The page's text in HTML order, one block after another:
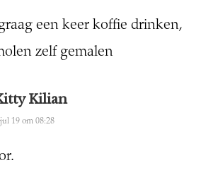
een keer koffie drinken,
zelf gemalen
Kilian
19 om 08:28